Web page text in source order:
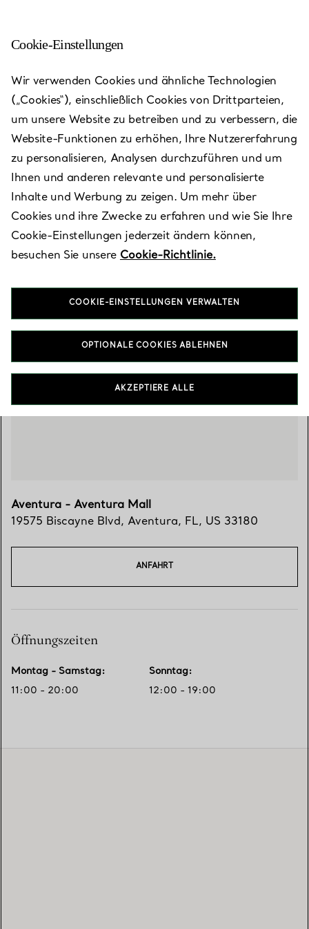
Aventura - Aventura Mall
Heute bis 20:00 geöffnet
VEREINBAREN SIE EINEN TERMIN
Verfügbare Leistungen
(305) 914-1019
Besuchen Sie uns
Aventura - Aventura Mall
19575 Biscayne Blvd, Aventura, FL, US 33180
ANFAHRT
Öffnungszeiten
Montag - Samstag:
11:00 - 20:00
Sonntag:
12:00 - 19:00
Cookie-Einstellungen
Wir verwenden Cookies und ähnliche Technologien
(„Cookies“), einschließlich Cookies von Drittparteien,
um unsere Website zu betreiben und zu verbessern, die
Website-Funktionen zu erhöhen, Ihre Nutzererfahrung
zu personalisieren, Analysen durchzuführen und um
Ihnen und anderen relevante und personalisierte
Inhalte und Werbung zu zeigen. Um mehr über
Cookies und ihre Zwecke zu erfahren und wie Sie Ihre
Cookie-Einstellungen jederzeit ändern können,
besuchen Sie unsere Cookie-Richtlinie.
COOKIE-EINSTELLUNGEN VERWALTEN
OPTIONALE COOKIES ABLEHNEN
AKZEPTIERE ALLE